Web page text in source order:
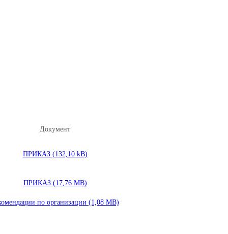
Документ
ПРИКАЗ
ПРИКАЗ
по организации